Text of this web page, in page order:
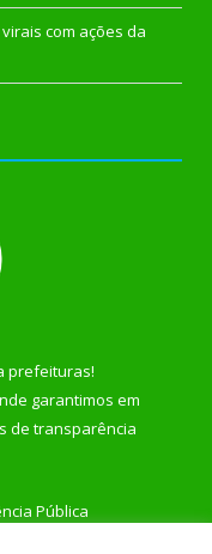
com ações da
prefeituras!
garantimos em
de transparência
Pública